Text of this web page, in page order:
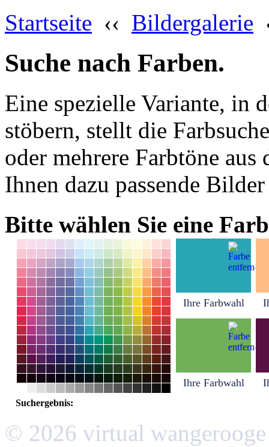
Startseite ‹‹ Bildergalerie
Suche nach Farben.
Eine spezielle Variante, in
stöbern, stellt die
oder mehrere Farbtöne
Ihnen dazu passende
Bitte wählen Sie eine
Ihre Farbwahl
Ihre Farbwahl
Suchergebnis:
© 2026 virtual wangerooge